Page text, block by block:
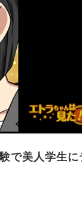
で美人学生に